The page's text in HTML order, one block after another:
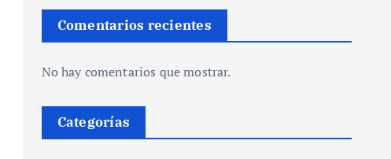
Comentarios recientes
No hay comentarios que mostrar.
Categorías